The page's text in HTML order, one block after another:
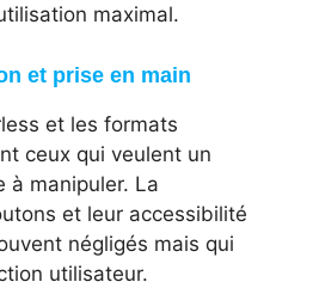
maximal.
et prise en main
et les formats
ceux qui veulent un
à manipuler. La
et leur accessibilité
négligés mais qui
utilisateur.